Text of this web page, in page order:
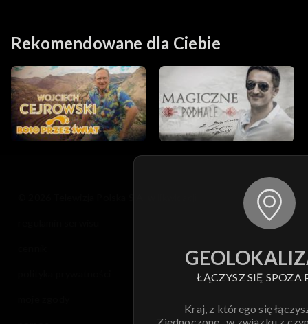
Rekomendowane dla Ciebie
ŁĄCZYSZ SIĘ SPOZA
Kraj, z którego się